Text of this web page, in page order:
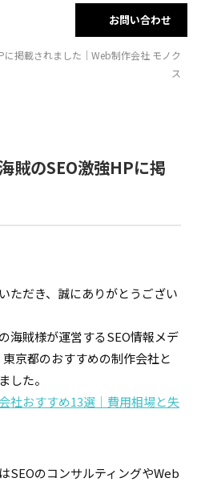
お問い合わせ
掲載されました｜Web制作会社 モノク
ス
賊のSEO激強HPに掲
ただき、誠にありがとうござい
海賊様が運営するSEO情報メデ
京都のおすすめの制作会社と
した。
社おすすめ13選｜費用相場と失
SEOのコンサルティングやWeb